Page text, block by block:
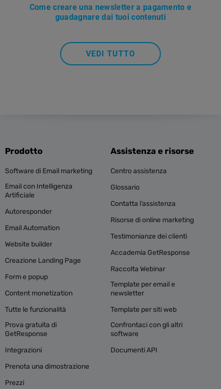
Come creare una newsletter a pagamento e
guadagnare dai tuoi contenuti
VEDI TUTTO
Prodotto
Software di Email marketing
Email con Intelligenza
Artificiale
Autoresponder
Email Automation
Website builder
Creazione Landing Page
Form e popup
Content monetization
Tutte le funzionalità
Prova gratuita di
GetResponse
Integrazioni
Prenota una dimostrazione
Prezzi
Assistenza e risorse
Centro assistenza
Glossario
Contatta l’assistenza
Risorse di online marketing
Testimonianze dei clienti
Accademia GetResponse
Raccolta Webinar
Template per email e
newsletter
Template per siti web
Confrontaci con gli altri
software
Documenti API